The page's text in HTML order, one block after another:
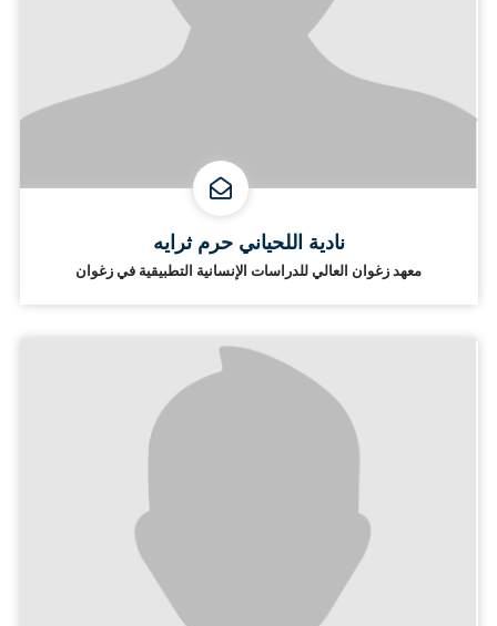
نادية اللحياني حرم ثرايه
معهد زغوان العالي للدراسات الإنسانية التطبيقية في زغوان